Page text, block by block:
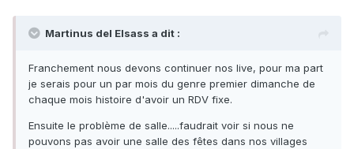
Martinus del Elsass a dit :
Franchement nous devons continuer nos live, pour ma part
je serais pour un par mois du genre premier dimanche de
chaque mois histoire d'avoir un RDV fixe.
Ensuite le problème de salle.....faudrait voir si nous ne
pouvons pas avoir une salle des fêtes dans nos villages